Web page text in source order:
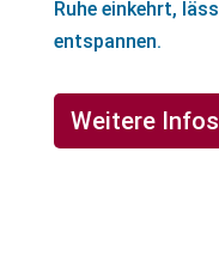
Ruhe einkehrt,
entspannen.
Weitere Infos